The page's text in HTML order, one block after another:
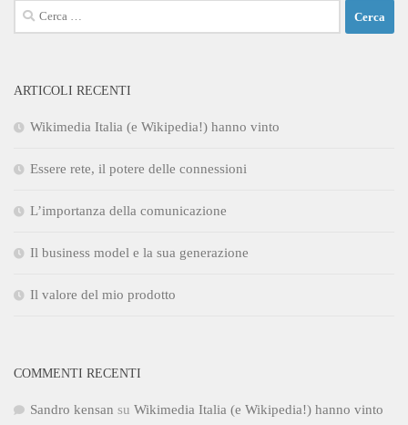
Ricerca
per:
ARTICOLI RECENTI
Wikimedia Italia (e Wikipedia!) hanno vinto
Essere rete, il potere delle connessioni
L’importanza della comunicazione
Il business model e la sua generazione
Il valore del mio prodotto
COMMENTI RECENTI
Sandro kensan su Wikimedia Italia (e Wikipedia!) hanno vinto